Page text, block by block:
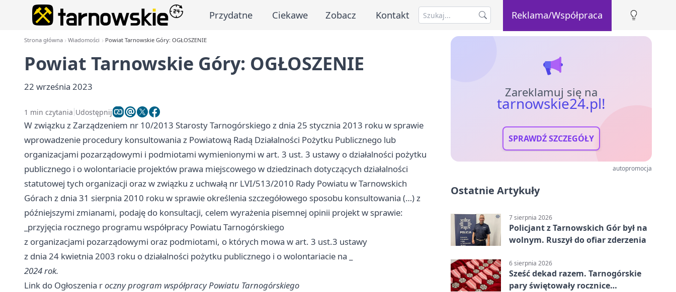
Przydatne Ciekawe Zobacz Kontakt Reklama/Współpraca
Strona główna Wiadomości Powiat Tarnowskie Góry: OGŁOSZENIE
Powiat Tarnowskie Góry: OGŁOSZENIE
22 września 2023
1 min czytania Udostępnij
W związku z Zarządzeniem nr 10/2013 Starosty Tarnogórskiego z dnia 25 stycznia 2013 roku w sprawie
wprowadzenie procedury konsultowania z Powiatową Radą Działalności Pożytku Publicznego lub
organizacjami pozarządowymi i podmiotami wymienionymi w art. 3 ust. 3 ustawy o działalności pożytku
publicznego i o wolontariacie projektów prawa miejscowego w dziedzinach dotyczących działalności
statutowej tych organizacji oraz w związku z uchwałą nr LVI/513/2010 Rady Powiatu w Tarnowskich
Górach z dnia 31 sierpnia 2010 roku w sprawie określenia szczegółowego sposobu konsultowania (…) z
późniejszymi zmianami, podaję do konsultacji, celem wyrażenia pisemnej opinii projekt w sprawie:
_przyjęcia rocznego programu współpracy Powiatu Tarnogórskiego
z organizacjami pozarządowymi oraz podmiotami, o których mowa w art. 3 ust.3 ustawy
z dnia 24 kwietnia 2003 roku o działalności pożytku publicznego i o wolontariacie na _
2024 rok.
Link do Ogłoszenia roczny program współpracy Powiatu Tarnogórskiego
Zareklamuj się na
tarnowskie24.pl!
SPRAWDŹ SZCZEGÓŁY
autopromocja
Ostatnie Artykuły
7 sierpnia 2026
Policjant z Tarnowskich Gór był na
wolnym. Ruszył do ofiar zderzenia
6 sierpnia 2026
Sześć dekad razem. Tarnogórskie
pary świętowały rocznice